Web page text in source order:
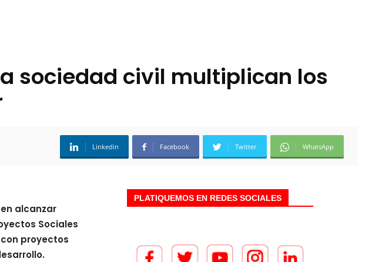
sociedad civil multiplican los
Linkedin Facebook Twitter WhatsApp
alcanzar
Sociales
proyectos
PLATIQUEMOS EN REDES SOCIALES